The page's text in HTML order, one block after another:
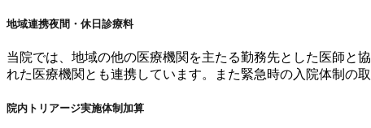
地域連携夜間・休日診療料
当院では、地域の他の医療機関を主たる勤務先とした医師と
れた医療機関とも連携しています。また緊急時の入院体制の
院内トリアージ実施体制加算